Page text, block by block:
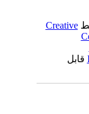
Creative